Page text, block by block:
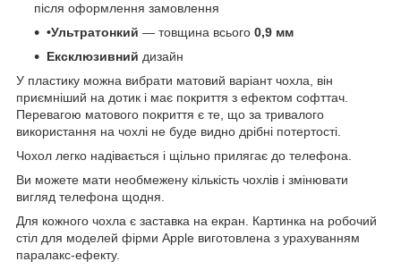
після оформлення замовлення
•Ультратонкий — товщина всього 0,9 мм
Ексклюзивний дизайн
У пластику можна вибрати матовий варіант чохла, він
приємніший на дотик і має покриття з ефектом софттач.
Перевагою матового покриття є те, що за тривалого
використання на чохлі не буде видно дрібні потертості.
Чохол легко надівається і щільно прилягає до телефона.
Ви можете мати необмежену кількість чохлів і змінювати
вигляд телефона щодня.
Для кожного чохла є заставка на екран. Картинка на робочий
стіл для моделей фірми Apple виготовлена з урахуванням
паралакс-ефекту.